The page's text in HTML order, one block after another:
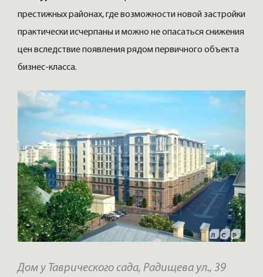
престижных районах, где возможности новой застройки
практически исчерпаны и можно не опасаться снижения
цен вследствие появления рядом первичного объекта
бизнес-класса.
Дом у Таврического сада, Радищева ул., 39